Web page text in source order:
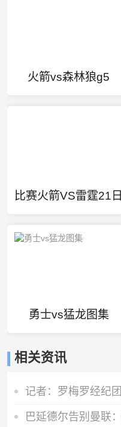
火箭vs森林狼g5
比赛火箭VS雷霆21日
勇士vs猛龙图集
相关资讯